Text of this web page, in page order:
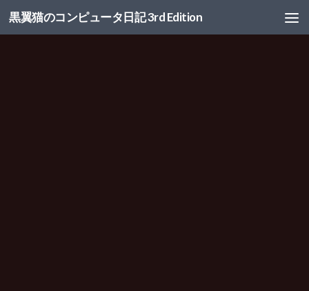
コンテンツへスキップ
黒翼猫のコンピュータ日記 3rd Edition